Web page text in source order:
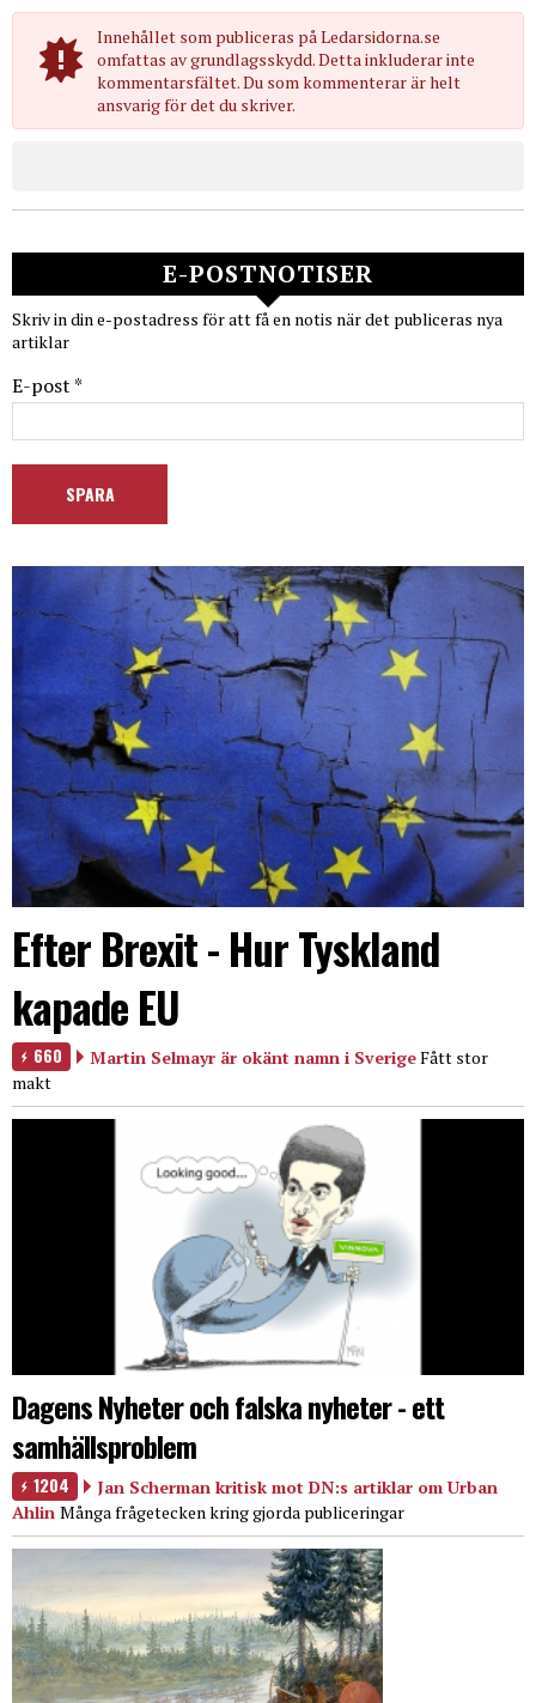
Innehållet som publiceras på Ledarsidorna.se
omfattas av grundlagsskydd. Detta inkluderar inte
kommentarsfältet. Du som kommenterar är helt
ansvarig för det du skriver.
E-POSTNOTISER
Skriv in din e-postadress för att få en notis när det publiceras nya
artiklar
E-post *
Efter Brexit - Hur Tyskland
kapade EU
660 Martin Selmayr är okänt namn i SverigeFått stor
makt
Dagens Nyheter och falska nyheter - ett
samhällsproblem
1204
Jan Scherman kritisk mot DN:s artiklar om Urban
Ahlin Många frågetecken kring gjorda publiceringar